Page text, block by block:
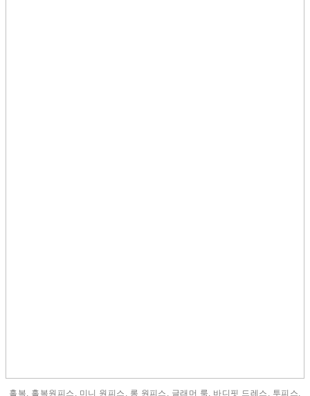
홀복, 홀복원피스, 미니 원피스, 롱 원피스, 글래머 룩, 바디핏 드레스, 투피스,